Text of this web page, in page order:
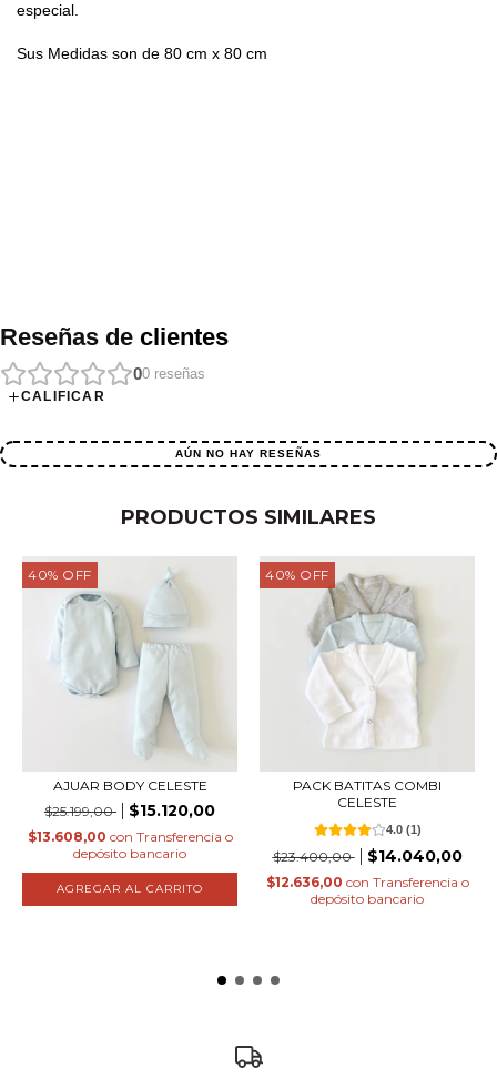
especial.
Sus Medidas son de 80 cm x 80 cm
Reseñas de clientes
00 reseñas
CALIFICAR
AÚN NO HAY RESEÑAS
PRODUCTOS SIMILARES
40% OFF
AJUAR BODY CELESTE
$25.199,00
$15.120,00
$13.608,00 con Transferencia o
depósito bancario
AGREGAR AL CARRITO
40% OFF
PACK BATITAS COMBI
CELESTE
4.0(1)
$23.400,00 $14.040,00
$12.636,00 con Transferencia o
depósito bancario